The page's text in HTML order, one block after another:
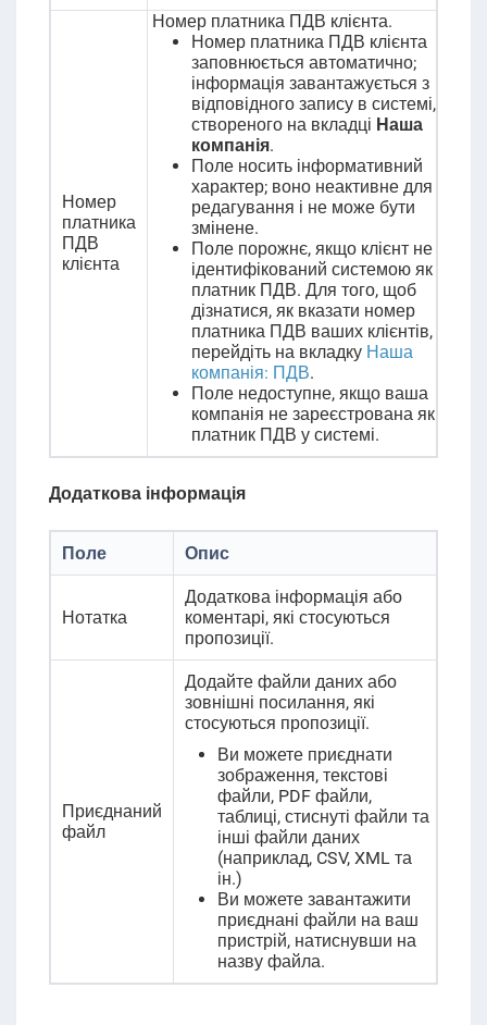
Номер
платника
ПДВ
клієнта
Номер платника ПДВ клієнта.
Номер платника ПДВ клієнта
заповнюється автоматично;
інформація завантажується з
відповідного запису в системі,
створеного на вкладці Наша
компанія.
Поле носить інформативний
характер; воно неактивне для
редагування і не може бути
змінене.
Поле порожнє, якщо клієнт не
ідентифікований системою як
платник ПДВ. Для того, щоб
дізнатися, як вказати номер
платника ПДВ ваших клієнтів,
перейдіть на вкладку Наша
компанія: ПДВ.
Поле недоступне, якщо ваша
компанія не зареєстрована як
платник ПДВ у системі.
Додаткова інформація
Поле Опис
Нотатка
Додаткова інформація або
коментарі, які стосуються
пропозиції.
Приєднаний
файл
Додайте файли даних або
зовнішні посилання, які
стосуються пропозиції.
Ви можете приєднати
зображення, текстові
файли, PDF файли,
таблиці, стиснуті файли та
інші файли даних
(наприклад, CSV, XML та
ін.)
Ви можете завантажити
приєднані файли на ваш
пристрій, натиснувши на
назву файла.